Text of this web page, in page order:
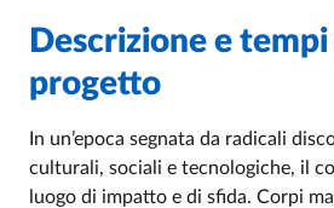
Descrizione e tempi
progetto
In un’epoca segnata da radicali
culturali, sociali e tecnologiche, il
luogo di impatto e di sfida. Corpi